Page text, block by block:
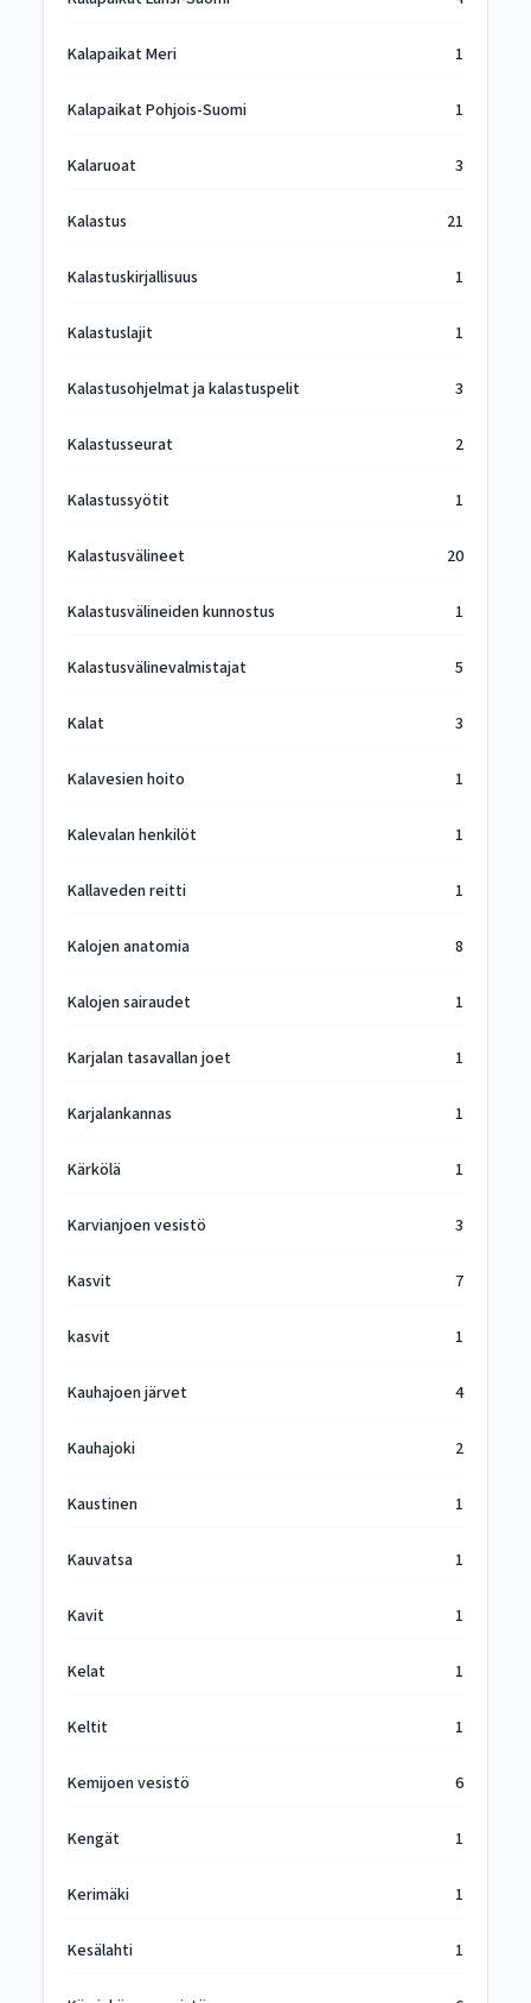
Kalapaikat Meri 1
Kalapaikat Pohjois-Suomi 1
Kalaruoat 3
Kalastus 21
Kalastuskirjallisuus 1
Kalastuslajit 1
Kalastusohjelmat ja kalastuspelit 3
Kalastusseurat 2
Kalastussyötit 1
Kalastusvälineet 20
Kalastusvälineiden kunnostus 1
Kalastusvälinevalmistajat 5
Kalat 3
Kalavesien hoito 1
Kalevalan henkilöt 1
Kallaveden reitti 1
Kalojen anatomia 8
Kalojen sairaudet 1
Karjalan tasavallan joet 1
Karjalankannas 1
Kärkölä 1
Karvianjoen vesistö 3
Kasvit 7
kasvit 1
Kauhajoen järvet 4
Kauhajoki 2
Kaustinen 1
Kauvatsa 1
Kavit 1
Kelat 1
Keltit 1
Kemijoen vesistö 6
Kengät 1
Kerimäki 1
Kesälahti 1